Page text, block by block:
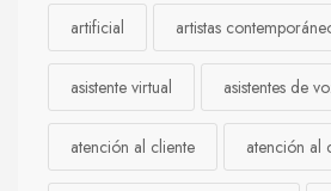
artificial artistas
asistente virtual asistentes de
atención al cliente atención al